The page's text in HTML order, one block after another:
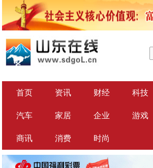
首页 资讯 财经 科技
汽车 家居 企业 游戏
商讯 消费 时尚